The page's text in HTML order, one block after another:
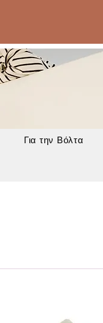
Για την Βόλτα